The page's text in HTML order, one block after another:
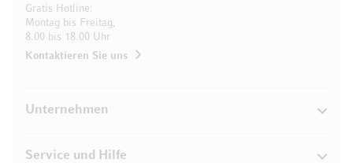
Gratis Hotline:
Montag bis Freitag,
8.00 bis 18.00 Uhr
Kontaktieren Sie uns
Unternehmen
Service und Hilfe